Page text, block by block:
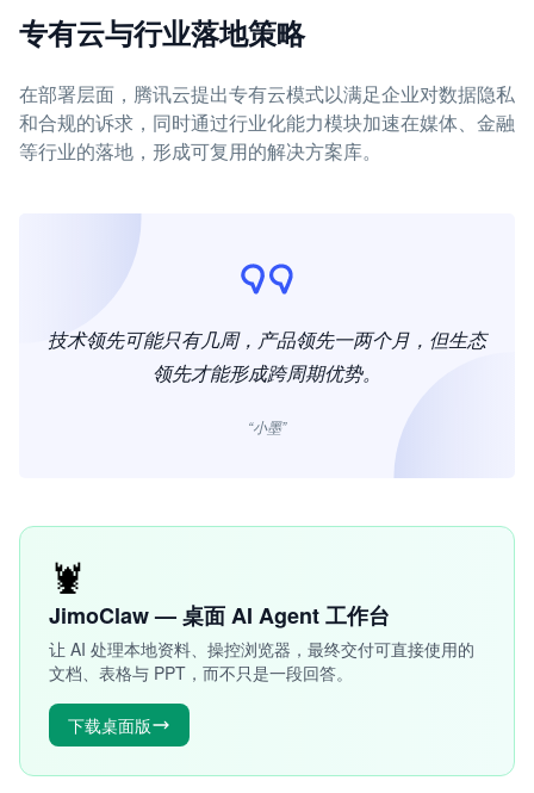
专有云与行业落地策略
在部署层面，腾讯云提出专有云模式以满足企业对数据隐私
和合规的诉求，同时通过行业化能力模块加速在媒体、金融
等行业的落地，形成可复用的解决方案库。
技术领先可能只有几周，产品领先一两个月，但生态
领先才能形成跨周期优势。
“小墨”
🦞
JimoClaw — 桌面 AI Agent 工作台
让 AI 处理本地资料、操控浏览器，最终交付可直接使用的
文档、表格与 PPT，而不只是一段回答。
下载桌面版